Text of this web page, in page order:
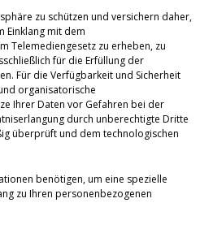
zu schützen und versichern daher,
Einklang mit dem
Telemediengesetz zu erheben, zu
für die Erfüllung der
Für die Verfügbarkeit und Sicherheit
organisatorische
Ihrer Daten vor Gefahren bei der
durch unberechtigte Dritte
überprüft und dem technologischen
benötigen, um eine spezielle
zu Ihren personenbezogenen